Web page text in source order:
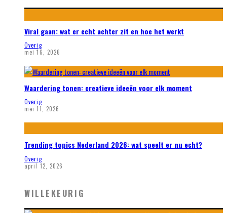
Viral gaan: wat er echt achter zit en hoe het werkt
Overig
mei 16, 2026
Waardering tonen: creatieve ideeën voor elk moment
Overig
mei 11, 2026
Trending topics Nederland 2026: wat speelt er nu echt?
Overig
april 12, 2026
WILLEKEURIG